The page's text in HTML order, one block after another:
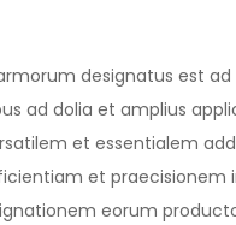
designatus est
ad dolia et amplius
et essentialem
et praecisionem
eorum